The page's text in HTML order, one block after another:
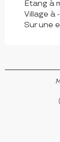
Etang à
Village à
Sur une